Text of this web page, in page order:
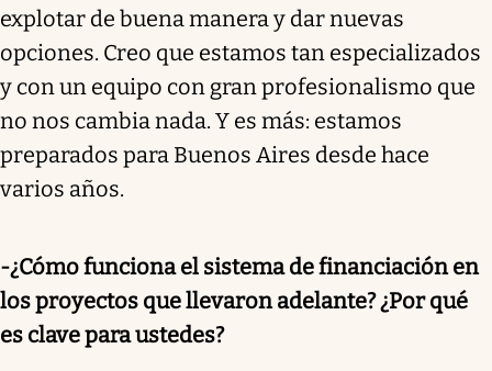
explotar de buena manera y dar nuevas
opciones. Creo que estamos tan especializados
y con un equipo con gran profesionalismo que
no nos cambia nada. Y es más: estamos
preparados para Buenos Aires desde hace
varios años.
-¿Cómo funciona el sistema de financiación en
los proyectos que llevaron adelante? ¿Por qué
es clave para ustedes?